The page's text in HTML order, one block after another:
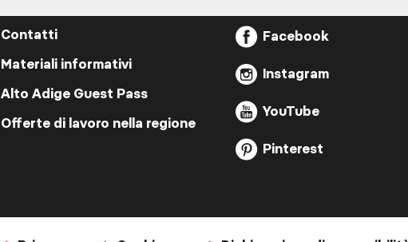
Contatti
Materiali informativi
Alto Adige Guest Pass
Offerte di lavoro nella regione
Facebook
Instagram
YouTube
Pinterest